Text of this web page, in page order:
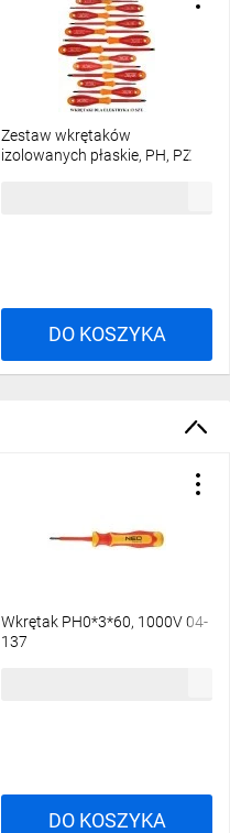
Zestaw wkrętaków
izolowanych płaskie, PH, PZ
DO KOSZYKA
Wkrętak PH0*3*60, 1000V 04-
137
DO KOSZYKA